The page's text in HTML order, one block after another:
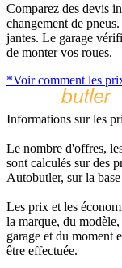
Comparez des devis
changement de
jantes. Le garage
de monter vos roues.
*Voir comment les
Informations sur les
Le nombre d'offres,
sont calculés sur des
Autobutler, sur la
Les prix et les
la marque, du
garage et du moment
être effectuée.